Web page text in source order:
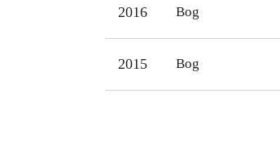
2016 Bog
2015 Bog